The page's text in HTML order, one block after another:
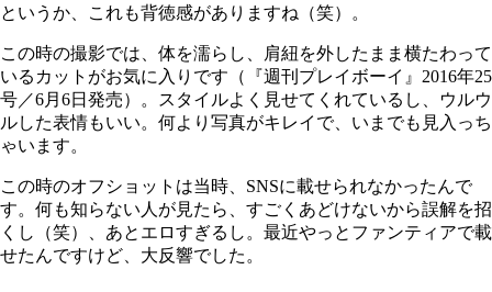
というか、これも背徳感がありますね（笑）。
この時の撮影では、体を濡らし、肩紐を外したまま横たわって
いるカットがお気に入りです（『週刊プレイボーイ』2016年25
号／6月6日発売）。スタイルよく見せてくれているし、ウルウ
ルした表情もいい。何より写真がキレイで、いまでも見入っち
ゃいます。
この時のオフショットは当時、SNSに載せられなかったんで
す。何も知らない人が見たら、すごくあどけないから誤解を招
くし（笑）、あとエロすぎるし。最近やっとファンティアで載
せたんですけど、大反響でした。